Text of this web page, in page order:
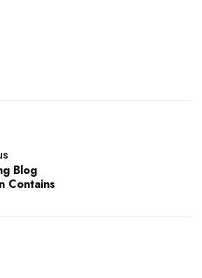
Blog
Contains